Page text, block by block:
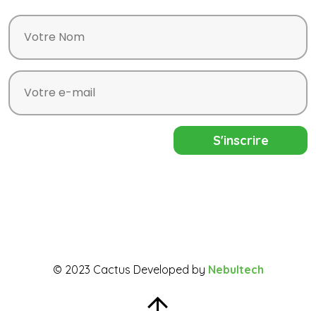
© 2023 Cactus Developed by Nebultech